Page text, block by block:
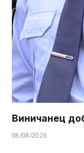
Виничанец
08/08/2026